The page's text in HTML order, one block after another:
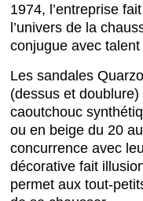
1974, l’entreprise
l’univers de la
conjugue avec
Les sandales
(dessus et
caoutchouc
ou en beige du 20
concurrence avec
décorative fait
permet aux tout-